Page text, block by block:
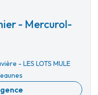
- Mercurol-
- LES LOTS MULE